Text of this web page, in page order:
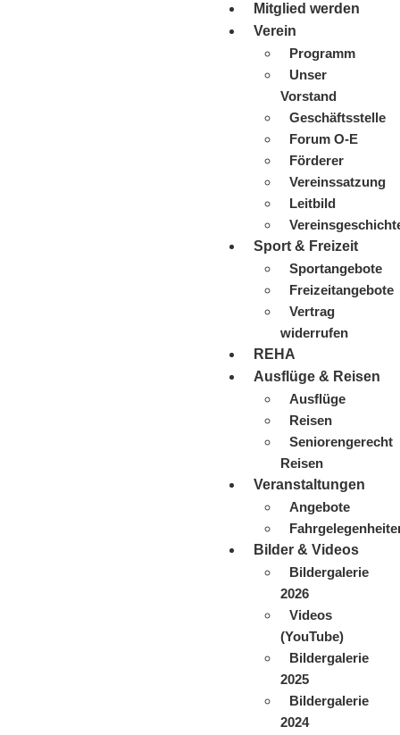
Mitglied werden
Verein
Programm
Unser
Vorstand
Geschäftsstelle
Forum O-E
Förderer
Vereinssatzung
Leitbild
Sport & Freizeit
Sportangebote
Freizeitangebote
Vertrag
widerrufen
REHA
Ausflüge & Reisen
Ausflüge
Reisen
Seniorengerecht
Reisen
Veranstaltungen
Angebote
Bilder & Videos
Bildergalerie
2026
Videos
(YouTube)
Bildergalerie
2025
Bildergalerie
2024